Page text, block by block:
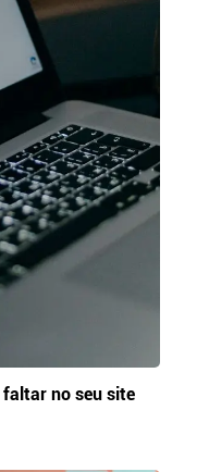
faltar no seu site